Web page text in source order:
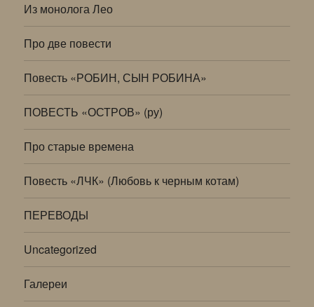
Из монолога Лео
Про две повести
Повесть «РОБИН, СЫН РОБИНА»
ПОВЕСТЬ «ОСТРОВ» (ру)
Про старые времена
Повесть «ЛЧК» (Любовь к черным котам)
ПЕРЕВОДЫ
Uncategorized
Галереи